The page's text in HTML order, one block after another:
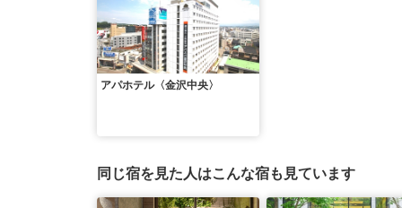
アパホテル〈金沢中央〉
同じ宿を見た人はこんな宿も見ています